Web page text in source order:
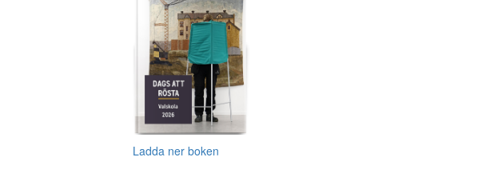
Ladda ner boken